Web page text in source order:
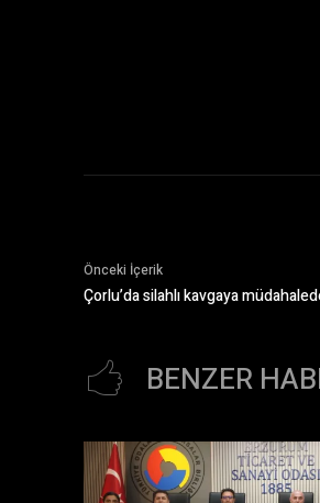
Önceki İçerik
Çorlu’da silahlı kavgaya
BENZER